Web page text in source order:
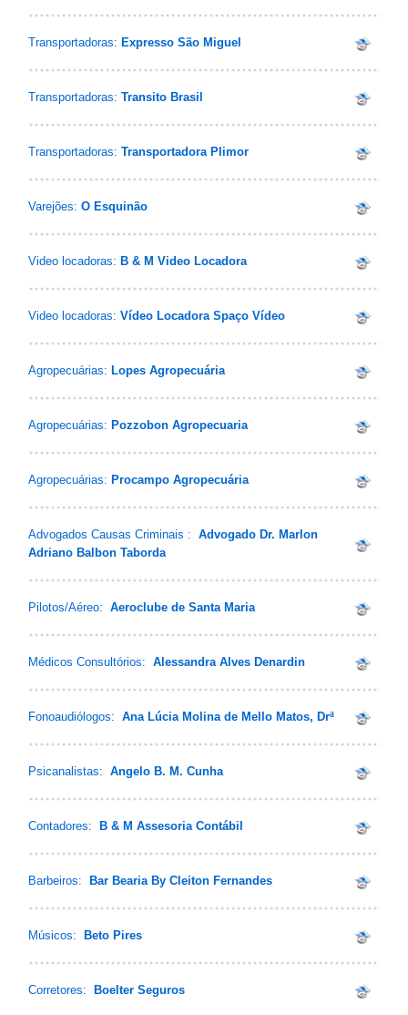
Transportadoras: Expresso São Miguel
Transportadoras: Transito Brasil
Transportadoras: Transportadora Plimor
Varejões: O Esquinão
Video locadoras: B & M Video Locadora
Video locadoras: Vídeo Locadora Spaço Vídeo
Agropecuárias: Lopes Agropecuária
Agropecuárias: Pozzobon Agropecuaria
Agropecuárias: Procampo Agropecuária
Advogados Causas Criminais : Advogado Dr. Marlon
Adriano Balbon Taborda
Pilotos/Aéreo: Aeroclube de Santa Maria
Médicos Consultórios: Alessandra Alves Denardin
Fonoaudiólogos: Ana Lúcia Molina de Mello Matos, Drª
Psicanalistas: Angelo B. M. Cunha
Contadores: B & M Assesoria Contábil
Barbeiros: Bar Bearia By Cleiton Fernandes
Músicos: Beto Pires
Corretores: Boelter Seguros